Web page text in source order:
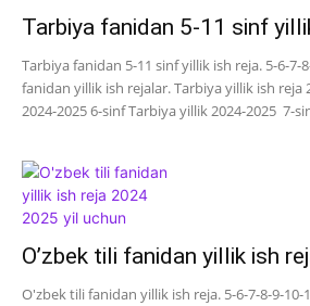
Tarbiya fanidan 5-11 sinf
Tarbiya fanidan 5-11 sinf yillik ish reja. 5-6-7-
fanidan yillik ish rejalar. Tarbiya yillik ish reja
2024-2025 6-sinf Tarbiya yillik 2024-2025 7-
O’zbek tili fanidan yillik ish
O'zbek tili fanidan yillik ish reja. 5-6-7-8-9-